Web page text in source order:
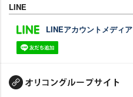
LINE
LINEアカウントメディア